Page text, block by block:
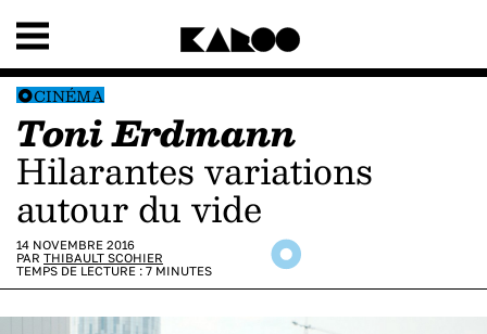
CINÉMA
Toni Erdmann
Hilarantes variations
autour du vide
14 NOVEMBRE 2016
PAR THIBAULT SCOHIER
TEMPS DE LECTURE : 7 MINUTES